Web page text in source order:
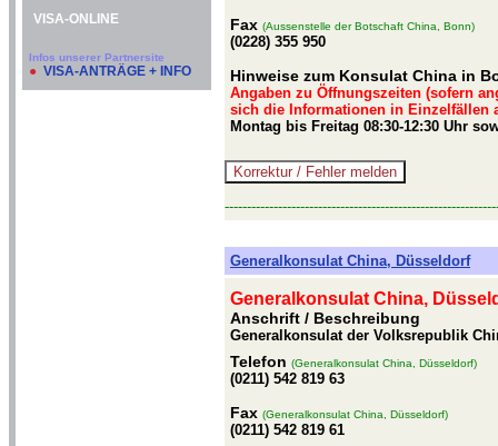
VISA-ONLINE
Infos unserer Partnersite
● VISA-ANTRÄGE + INFO
Fax (Aussenstelle der Botschaft China, Bonn)
(0228) 355 950
Hinweise zum Konsulat China in
Angaben zu Öffnungszeiten (sofern
sich die Informationen in Einzelfällen
Montag bis Freitag 08:30-12:30 Uhr
Generalkonsulat China, Düsseldorf
Generalkonsulat China,
Anschrift / Beschreibung
Generalkonsulat der Volksrepublik
Telefon (Generalkonsulat China, Düsseldorf)
(0211) 542 819 63
Fax (Generalkonsulat China, Düsseldorf)
(0211) 542 819 61